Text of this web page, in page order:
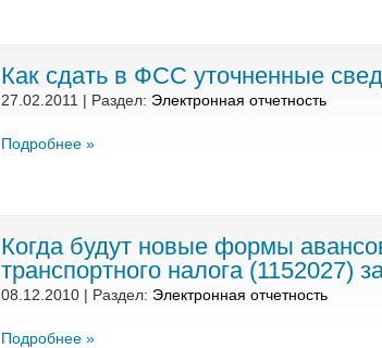
Как сдать в ФСС уточненные
27.02.2011 | Раздел: Электронная отчетность
Подробнее »
Когда будут новые формы
транспортного налога (1152027)
08.12.2010 | Раздел: Электронная отчетность
Подробнее »